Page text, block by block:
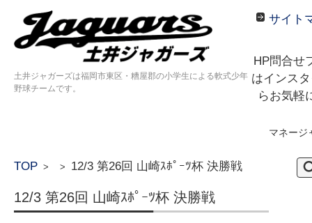
土井ジャガーズは福岡市東区・糟屋郡の小学生による軟式少年
野球チームです。
サイト
HP問合せ
はインス
らお気軽
マネー
TOP > > 12/3 第26回 山崎ｽﾎﾟｰﾂ杯 決勝戦
12/3 第26回 山崎ｽﾎﾟｰﾂ杯 決勝戦
検
索: